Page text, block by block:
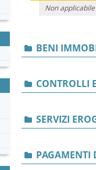
Non
BENI
CONTROLLI
SERVIZI
PAGAMENTI